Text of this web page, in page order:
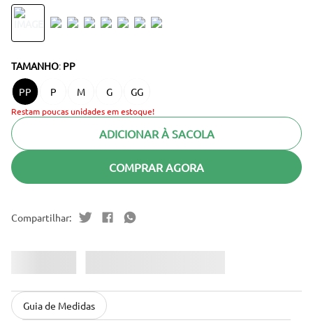
TAMANHO: PP
PP P M G GG
Restam poucas unidades em estoque!
ADICIONAR À SACOLA
COMPRAR AGORA
Guia de Medidas